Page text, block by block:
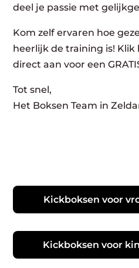
deel je passie met
Kom zelf ervaren hoe
heerlijk de training is!
direct aan voor een
Tot snel,
Het Boksen Team in
Kickboksen voor
Kickboksen voor